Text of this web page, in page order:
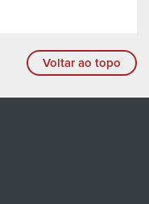
Voltar ao topo